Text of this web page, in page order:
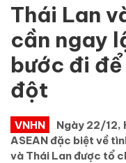
Thái Lan
cần ngay
bước đi
đột
VNHN
Ngày 22/12,
ASEAN đặc biệt về
và Thái Lan được tổ